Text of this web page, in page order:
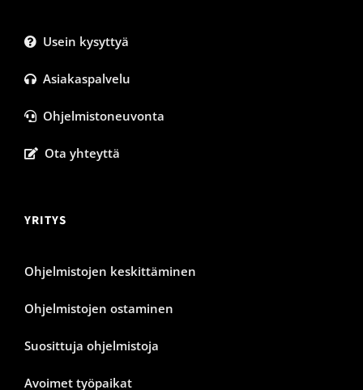
Usein kysyttyä
Asiakaspalvelu
Ohjelmistoneuvonta
Ota yhteyttä
YRITYS
Ohjelmistojen keskittäminen
Ohjelmistojen ostaminen
Suosittuja ohjelmistoja
Avoimet työpaikat